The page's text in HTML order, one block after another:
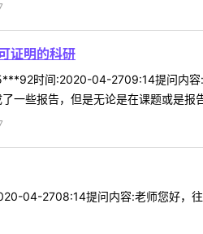
证明的科研
时间:2020-04-2709:14提问内
一些报告，但是无论是在课题或是报
04-2708:14提问内容:老师您好，